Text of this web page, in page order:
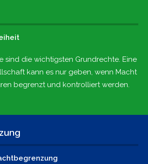
sind die wichtigsten Grundrechte. Eine
kann es nur geben, wenn Macht
begrenzt und kontrolliert werden.